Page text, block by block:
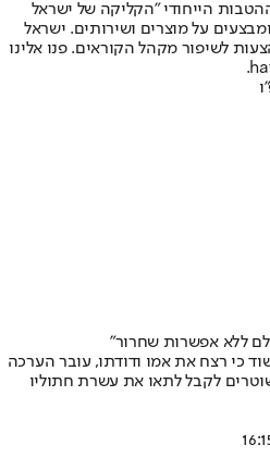
הייחודי "הקליקה של ישראל
על מוצרים ושירותים. ישראל
לשיפור מקהל הקוראים. פנו אלינו
ללא אפשרות שחרור"
כי רצח את אמו ודודתו, עובר הערכה
לקבל לתאו את עשרת חתוליו